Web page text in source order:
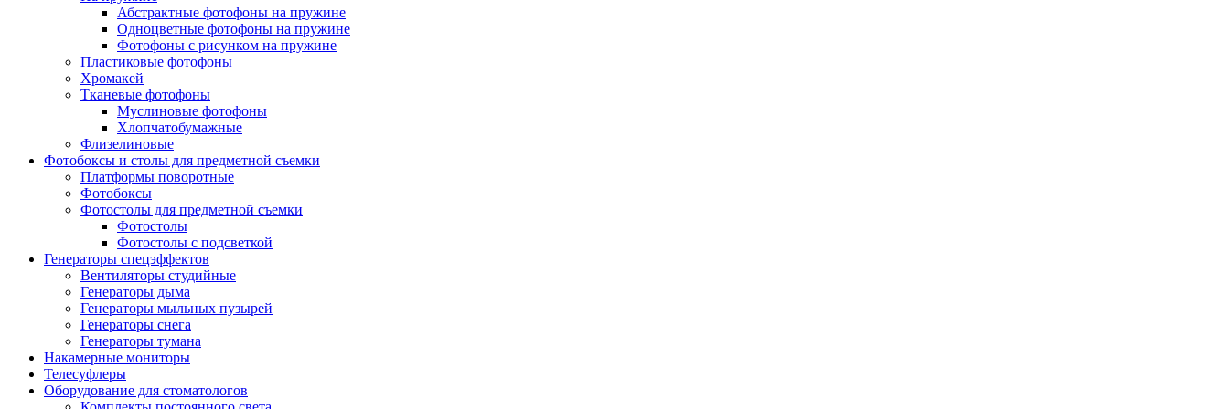
Абстрактные фотофоны на пружине
Одноцветные фотофоны на пружине
Фотофоны с рисунком на пружине
Пластиковые фотофоны
Хромакей
Тканевые фотофоны
Муслиновые фотофоны
Хлопчатобумажные
Флизелиновые
Фотобоксы и столы для предметной съемки
Платформы поворотные
Фотобоксы
Фотостолы для предметной съемки
Фотостолы
Фотостолы с подсветкой
Генераторы спецэффектов
Вентиляторы студийные
Генераторы дыма
Генераторы мыльных пузырей
Генераторы снега
Генераторы тумана
Накамерные мониторы
Телесуфлеры
Оборудование для стоматологов